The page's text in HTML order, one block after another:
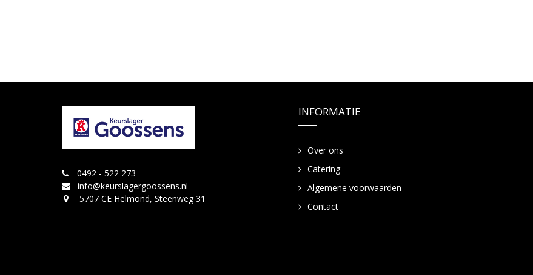
0492 - 522 273
info@keurslagergoossens.nl
5707 CE Helmond, Steenweg 31
INFORMATIE
Over ons
Catering
Algemene voorwaarden
Contact